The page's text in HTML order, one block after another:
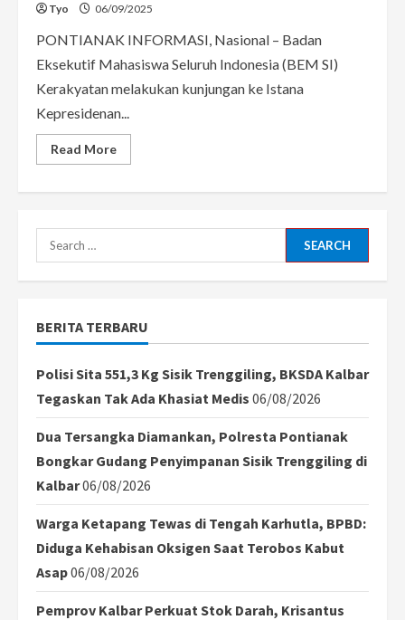
Tyo 06/09/2025
PONTIANAK INFORMASI, Nasional – Badan
Eksekutif Mahasiswa Seluruh Indonesia (BEM SI)
Kerakyatan melakukan kunjungan ke Istana
Kepresidenan...
Read MoreRead
more
Rakyat
Bentuk
Search
for:
BERITA TERBARU
Polisi Sita 551,3 Kg Sisik Trenggiling, BKSDA Kalbar
Tegaskan Tak Ada Khasiat Medis 06/08/2026
Dua Tersangka Diamankan, Polresta Pontianak
Bongkar Gudang Penyimpanan Sisik Trenggiling di
Kalbar06/08/2026
Warga Ketapang Tewas di Tengah Karhutla, BPBD:
Diduga Kehabisan Oksigen Saat Terobos Kabut
Asap06/08/2026
Pemprov Kalbar Perkuat Stok Darah, Krisantus